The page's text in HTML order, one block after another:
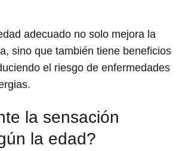
adecuado no solo mejora la
sino que también tiene beneficios
el riesgo de enfermedades
la sensación
la edad?